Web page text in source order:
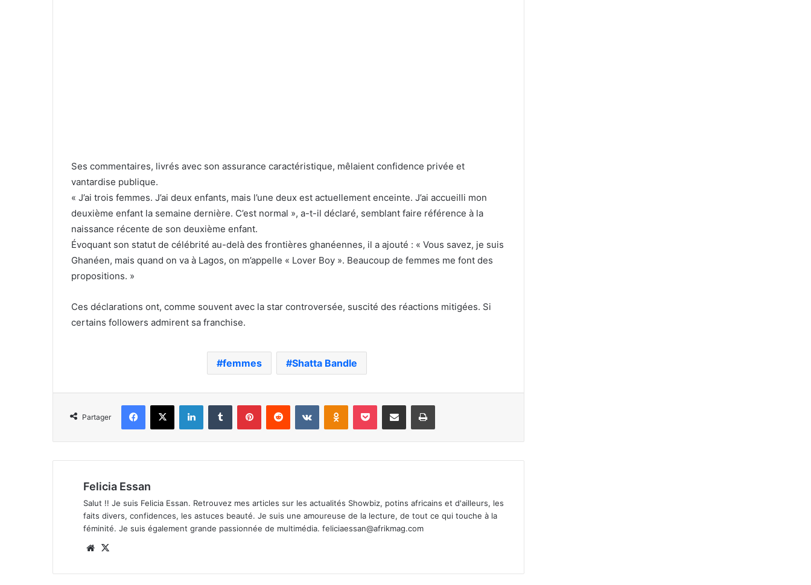
Ses commentaires, livrés avec son assurance caractéristique, mêlaient confidence privée et
vantardise publique.
« J’ai trois femmes. J’ai deux enfants, mais l’une deux est actuellement enceinte. J’ai accueilli mon
deuxième enfant la semaine dernière. C’est normal », a-t-il déclaré, semblant faire référence à la
naissance récente de son deuxième enfant.
Évoquant son statut de célébrité au-delà des frontières ghanéennes, il a ajouté : « Vous savez, je suis
Ghanéen, mais quand on va à Lagos, on m’appelle « Lover Boy ». Beaucoup de femmes me font des
propositions. »
Ces déclarations ont, comme souvent avec la star controversée, suscité des réactions mitigées. Si
certains followers admirent sa franchise.
femmes Shatta Bandle
Partager
Facebook
X LinkedinTumblr PinterestReddit VKontakteOdnoklassniki
Pocket Partager par email Imprimer
Felicia Essan
Salut !! Je suis Felicia Essan. Retrouvez mes articles sur les actualités Showbiz, potins africains et d'ailleurs, les
faits divers, confidences, les astuces beauté. Je suis une amoureuse de la lecture, de tout ce qui touche à la
féminité. Je suis également grande passionnée de multimédia. feliciaessan@afrikmag.com
Website